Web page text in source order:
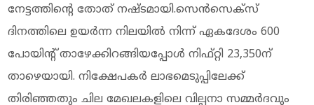
നേട്ടത്തിന്റെ തോത് നഷ്ടമായി.സെൻസെക്സ്
ദിനത്തിലെ ഉയർന്ന നിലയിൽ നിന്ന് ഏകദേശം 600
പോയിന്റ് താഴേക്കിറങ്ങിയപ്പോൾ നിഫ്റ്റി 23,350ന്
താഴെയായി. നിക്ഷേപകർ ലാഭമെടുപ്പിലേക്ക്
തിരിഞ്ഞതും ചില മേഖലകളിലെ വില്പനാ സമ്മർദവും